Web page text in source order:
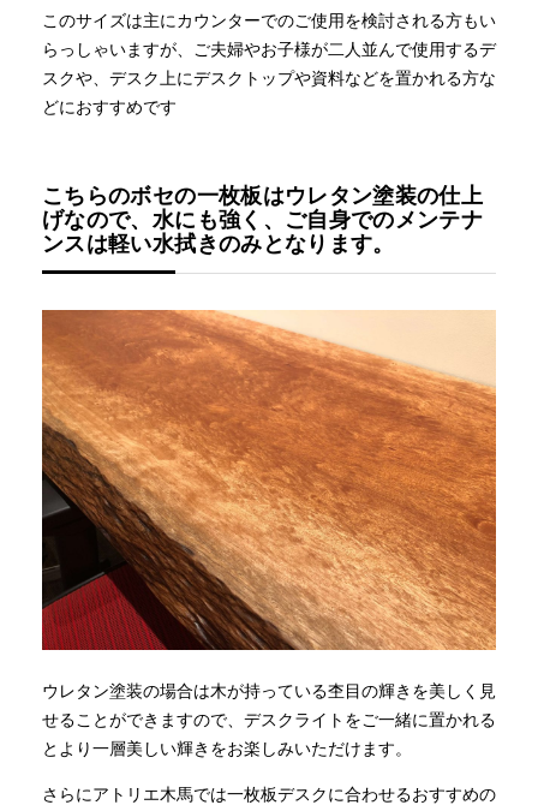
このサイズは主にカウンターでのご使用を検討される方もい
らっしゃいますが、ご夫婦やお子様が二人並んで使用するデ
スクや、デスク上にデスクトップや資料などを置かれる方な
どにおすすめです
こちらのボセの一枚板はウレタン塗装の仕上
げなので、水にも強く、ご自身でのメンテナ
ンスは軽い水拭きのみとなります。
ウレタン塗装の場合は木が持っている杢目の輝きを美しく見
せることができますので、デスクライトをご一緒に置かれる
とより一層美しい輝きをお楽しみいただけます。
さらにアトリエ木馬では一枚板デスクに合わせるおすすめの